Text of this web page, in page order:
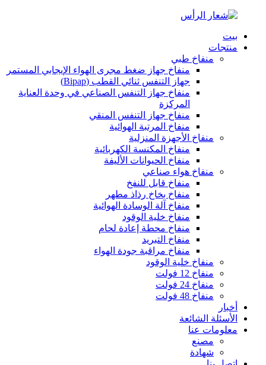
بيت
منتجات
منفاخ طبي
منفاخ جهاز ضغط مجرى الهواء الإيجابي المستمر
جهاز التنفس ثنائي القطب (Bipap)
منفاخ جهاز التنفس الصناعي في وحدة العناية
المركزة
منفاخ جهاز التنفس المنقي
منفاخ المرتبة الهوائية
منفاخ الأجهزة المنزلية
منفاخ المكنسة الكهربائية
منفاخ الحيوانات الأليفة
منفاخ هواء صناعي
منفاخ قابل للنفخ
منفاخ بخاخ رذاذ مطهر
منفاخ آلة الوسادة الهوائية
منفاخ خلية الوقود
منفاخ محطة إعادة لحام
منفاخ التبريد
منفاخ مراقبة جودة الهواء
منفاخ خلية الوقود
منفاخ 12 فولت
منفاخ 24 فولت
منفاخ 48 فولت
أخبار
الأسئلة الشائعة
معلومات عنا
مصنع
شهادة